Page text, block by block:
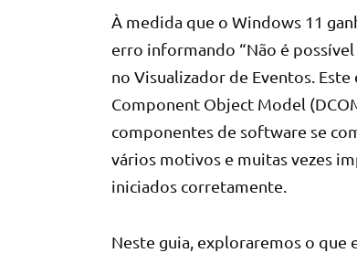
À medida que o Windows 11
erro informando “Não é
no Visualizador de Eventos.
Component Object Model
componentes de software se
vários motivos e muitas vezes
iniciados corretamente.
Neste guia, exploraremos o que